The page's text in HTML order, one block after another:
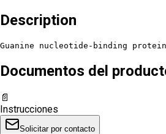
Description
Guanine nucleotide-binding
Documentos del
📄
Instrucciones
Solicitar por contacto